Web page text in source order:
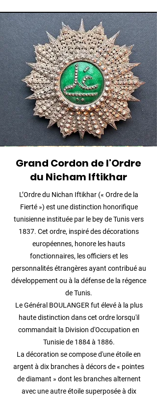
Grand Cordon de l'Ordre
du Nicham Iftikhar
L’Ordre du Nichan Iftikhar (« Ordre de la
Fierté ») est une distinction honorifique
tunisienne instituée par le bey de Tunis vers
1837. Cet ordre, inspiré des décorations
européennes, honore les hauts
fonctionnaires, les officiers et les
personnalités étrangères ayant contribué au
développement ou à la défense de la régence
de Tunis.
Le Général BOULANGER fut élevé à la plus
haute distinction dans cet ordre lorsqu'il
commandait la Division d'Occupation en
Tunisie de 1884 à 1886.
La décoration se compose d'une étoile en
argent à dix branches à décors de « pointes
de diamant » dont les branches alternent
avec une autre étoile superposée à dix